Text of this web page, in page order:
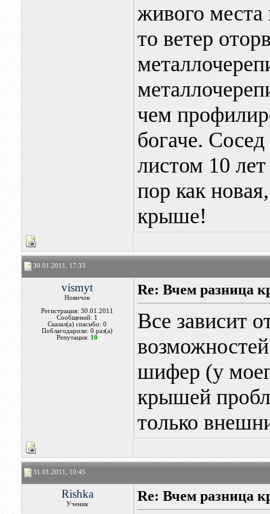
живого места
то ветер
чем
богаче.
листом 10
пор как
крыше!
30.01.2011, 17:33
vismyt
Новичок
Регистрация: 30.01.2011
Сообщений: 1
Сказал(а) спасибо: 0
Поблагодарили: 0 раз(а)
Репутация: 10
Re: Вчем разница
Все зависит
шифер (у
крышей
только
31.01.2011, 10:45
Rishka
Ученик
Re: Вчем разница